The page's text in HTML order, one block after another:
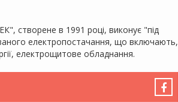
створене в 1991 році, виконує "під
електропостачання, що включають,
електрощитове обладнання.